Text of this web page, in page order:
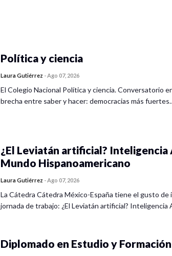
Política y ciencia
Laura Gutiérrez -Ago 07, 2026
El Colegio Nacional Política y ciencia. Conversatorio
brecha entre saber y hacer: democracias más
¿El Leviatán artificial?
Mundo Hispanoamericano
Laura Gutiérrez -Ago 07, 2026
La Cátedra Cátedra México-España tiene el gusto de
jornada de trabajo: ¿El Leviatán artificial?
Diplomado en Estudio y